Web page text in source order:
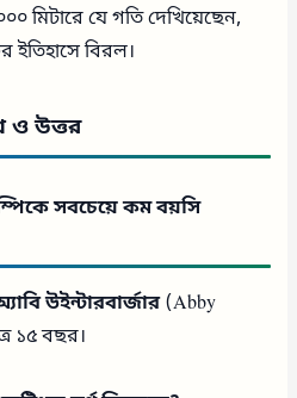
মিটারে যে গতি দেখিয়েছেন,
বিরল।
ও উত্তর
সবচেয়ে কম বয়সি
উইন্টারবার্জার(Abby
১৫ বছর।